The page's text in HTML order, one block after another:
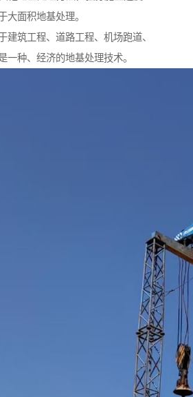
大面积地基处理。
建筑工程、道路工程、机场跑道、
一种、经济的地基处理技术。